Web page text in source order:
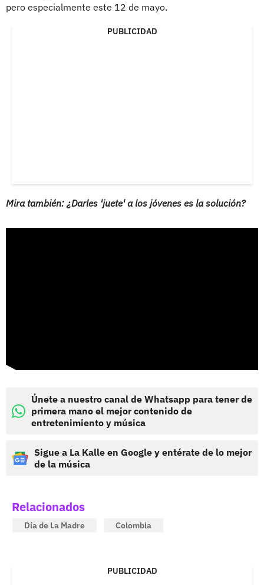
pero especialmente este 12 de mayo.
PUBLICIDAD
Mira también: ¿Darles 'juete' a los jóvenes es la solución?
Únete a nuestro canal de Whatsapp para tener de
primera mano el mejor contenido de
entretenimiento y música
Sigue a La Kalle en Google y entérate de lo mejor
de la música
Relacionados
Día de La Madre Colombia
PUBLICIDAD